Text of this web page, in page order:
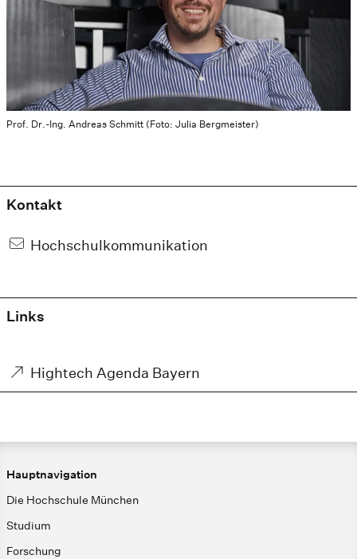
Prof. Dr.-Ing. Andreas Schmitt (Foto: Julia Bergmeister)
Kontakt
Hochschulkommunikation
Links
Hightech Agenda Bayern
Hauptnavigation
Die Hochschule München
Studium
Forschung